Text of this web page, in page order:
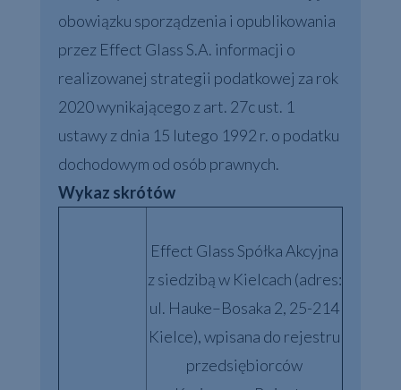
obowiązku sporządzenia i opublikowania
przez Effect Glass S.A. informacji o
realizowanej strategii podatkowej za rok
2020 wynikającego z art. 27c ust. 1
ustawy z dnia 15 lutego 1992 r. o podatku
dochodowym od osób prawnych.
Wykaz skrótów
Effect Glass Spółka Akcyjna
z siedzibą w Kielcach (adres:
ul. Hauke–Bosaka 2, 25-214
Kielce), wpisana do rejestru
przedsiębiorców